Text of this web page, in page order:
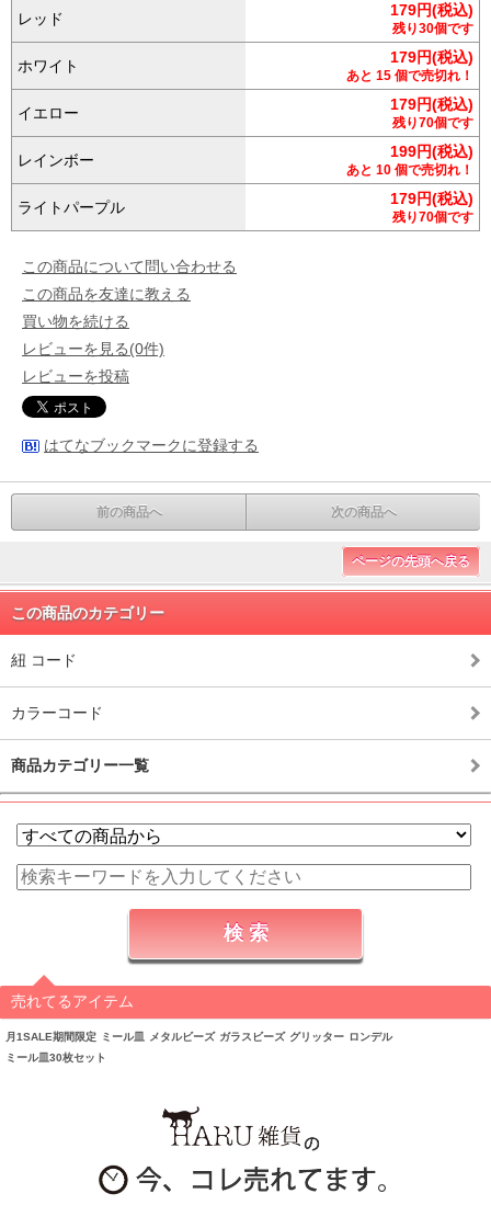
レッド 179円(税込)
残り30個です
ホワイト 179円(税込)
あと 15 個で売切れ！
イエロー 179円(税込)
残り70個です
レインボー 199円(税込)
あと 10 個で売切れ！
ライトパープル 179円(税込)
残り70個です
この商品について問い合わせる
この商品を友達に教える
買い物を続ける
レビューを見る(0件)
レビューを投稿
はてなブックマークに登録する
前の商品へ 次の商品へ
ページの先頭へ戻る
この商品のカテゴリー
紐 コード
カラーコード
商品カテゴリー一覧
売れてるアイテム
月1SALE期間限定 ミール皿 メタルビーズ ガラスビーズ グリッター ロンデル
ミール皿30枚セット